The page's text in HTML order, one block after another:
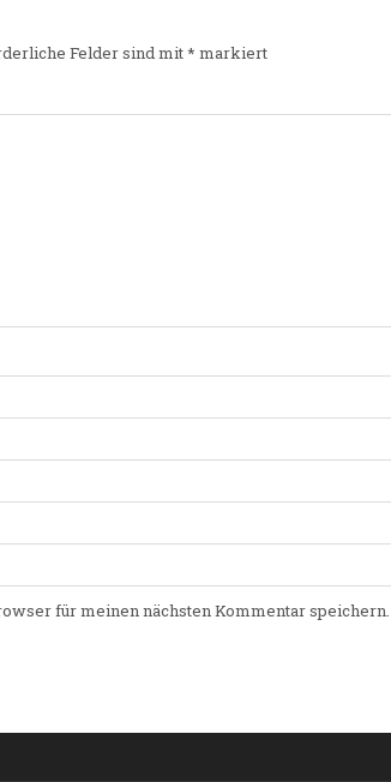
Felder sind mit* markiert
für meinen nächsten Kommentar speichern.